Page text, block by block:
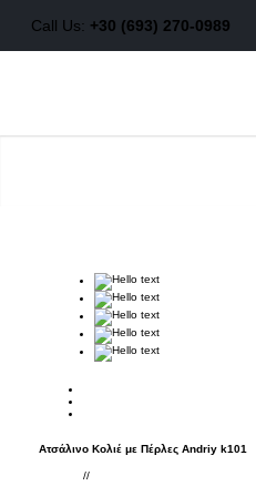
Call Us: +30 (693) 270-0989
Ποιοί είμαστε
Τρόποι Πληρωμής
Τρόποι αποστολής
Ατσάλινο Κολιέ με Πέρλες Andriy k101
//